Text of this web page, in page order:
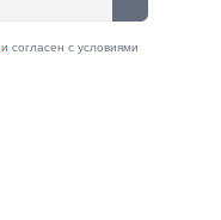
и согласен с условиями